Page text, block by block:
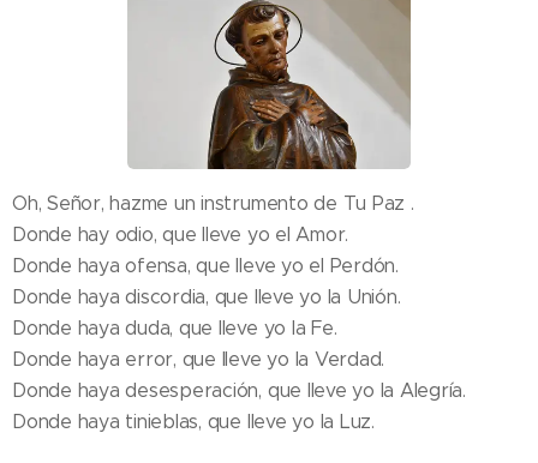
Oh, Señor, hazme un instrumento de Tu Paz .
Donde hay odio, que lleve yo el Amor.
Donde haya ofensa, que lleve yo el Perdón.
Donde haya discordia, que lleve yo la Unión.
Donde haya duda, que lleve yo la Fe.
Donde haya error, que lleve yo la Verdad.
Donde haya desesperación, que lleve yo la Alegría.
Donde haya tinieblas, que lleve yo la Luz.